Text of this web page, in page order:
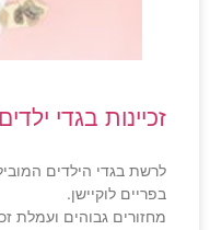
זכיינות בגדי
לרשת בגדי הילדים
בפריים לוקיישן.
מחזורים גבוהים ועמלת